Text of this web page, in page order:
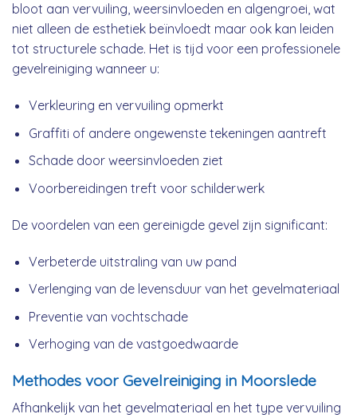
bloot aan vervuiling, weersinvloeden en algengroei, wat
niet alleen de esthetiek beïnvloedt maar ook kan leiden
tot structurele schade. Het is tijd voor een professionele
gevelreiniging wanneer u:
Verkleuring en vervuiling opmerkt
Graffiti of andere ongewenste tekeningen aantreft
Schade door weersinvloeden ziet
Voorbereidingen treft voor schilderwerk
De voordelen van een gereinigde gevel zijn significant:
Verbeterde uitstraling van uw pand
Verlenging van de levensduur van het gevelmateriaal
Preventie van vochtschade
Verhoging van de vastgoedwaarde
Methodes voor Gevelreiniging in Moorslede
Afhankelijk van het gevelmateriaal en het type vervuiling